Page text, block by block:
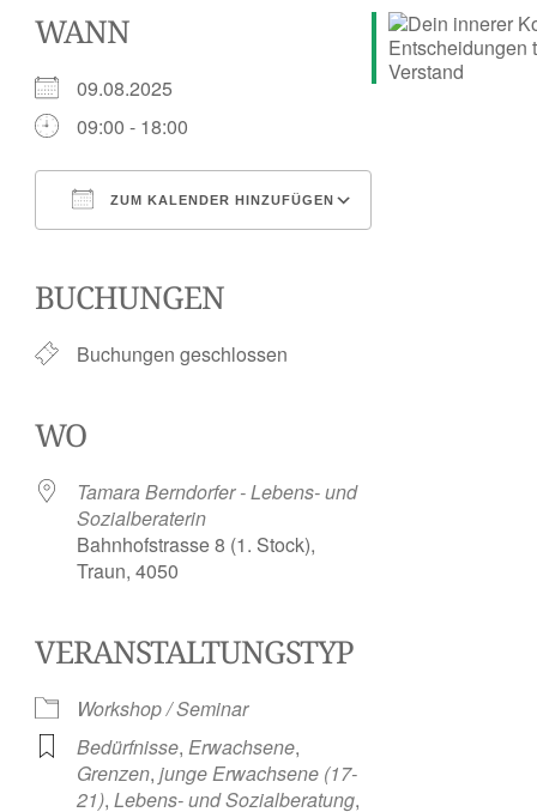
WANN
09.08.2025
09:00 - 18:00
ZUM KALENDER HINZUFÜGEN
BUCHUNGEN
Buchungen geschlossen
WO
Tamara Berndorfer - Lebens- und
Sozialberaterin
Bahnhofstrasse 8 (1. Stock),
Traun, 4050
VERANSTALTUNGSTYP
Workshop / Seminar
Bedürfnisse, Erwachsene,
Grenzen, junge Erwachsene (17-
21), Lebens- und Sozialberatung,